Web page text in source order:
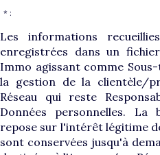
* :
Les informations
enregistrées dans un
Immo agissant comme
la gestion de la clientèle/
Réseau qui reste
Données personnelles.
repose sur l'intérêt légitime
sont conservées jusqu'à